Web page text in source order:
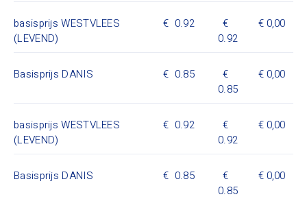
basisprijs WESTVLEES
(LEVEND)
0.92
0.92
0,00
Basisprijs DANIS
0.85
0.85
0,00
basisprijs WESTVLEES
(LEVEND)
0.92
0.92
0,00
Basisprijs DANIS
0.85
0.85
0,00